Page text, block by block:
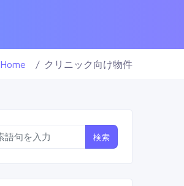
Home クリニック向け物件
検索